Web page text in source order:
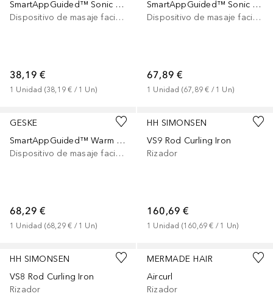
SmartAppGuided™ Sonic Facial Brush | 5 in 1
Dispositivo de masaje facial eléctrico
38,19 €
1 Unidad (38,19 € / 1 Un)
SmartAppGuided™ Sonic Thermo Facial 8 in 1
Dispositivo de masaje facial eléctrico
67,89 €
1 Unidad (67,89 € / 1 Un)
GESKE
SmartAppGuided™ Warm & Cool Eye Energizer 6 in 1
Dispositivo de masaje facial eléctrico
68,29 €
1 Unidad (68,29 € / 1 Un)
HH SIMONSEN
VS9 Rod Curling Iron
Rizador
160,69 €
1 Unidad (160,69 € / 1 Un)
HH SIMONSEN
VS8 Rod Curling Iron
Rizador
MERMADE HAIR
Aircurl
Rizador